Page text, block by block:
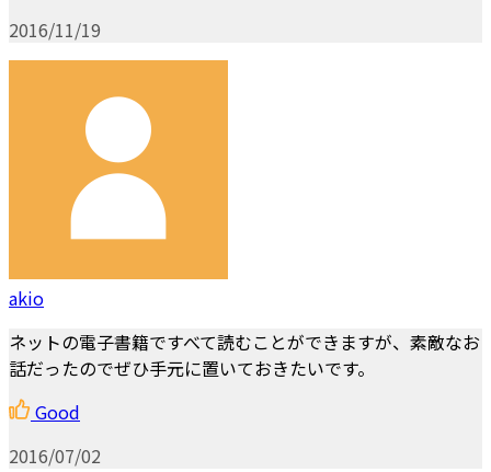
2016/11/19
akio
ネットの電子書籍ですべて読むことができますが、素敵なお
話だったのでぜひ手元に置いておきたいです。
Good
2016/07/02